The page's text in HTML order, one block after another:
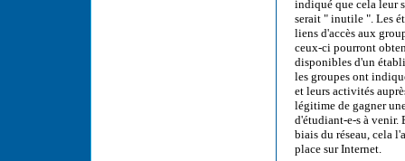
indiqué que cela leur
serait " inutile ". Les
liens d'accès aux
ceux-ci pourront
disponibles d'un
les groupes ont
et leurs activités
légitime de gagner
d'étudiant-e-s à venir.
biais du réseau, cela
place sur Internet.